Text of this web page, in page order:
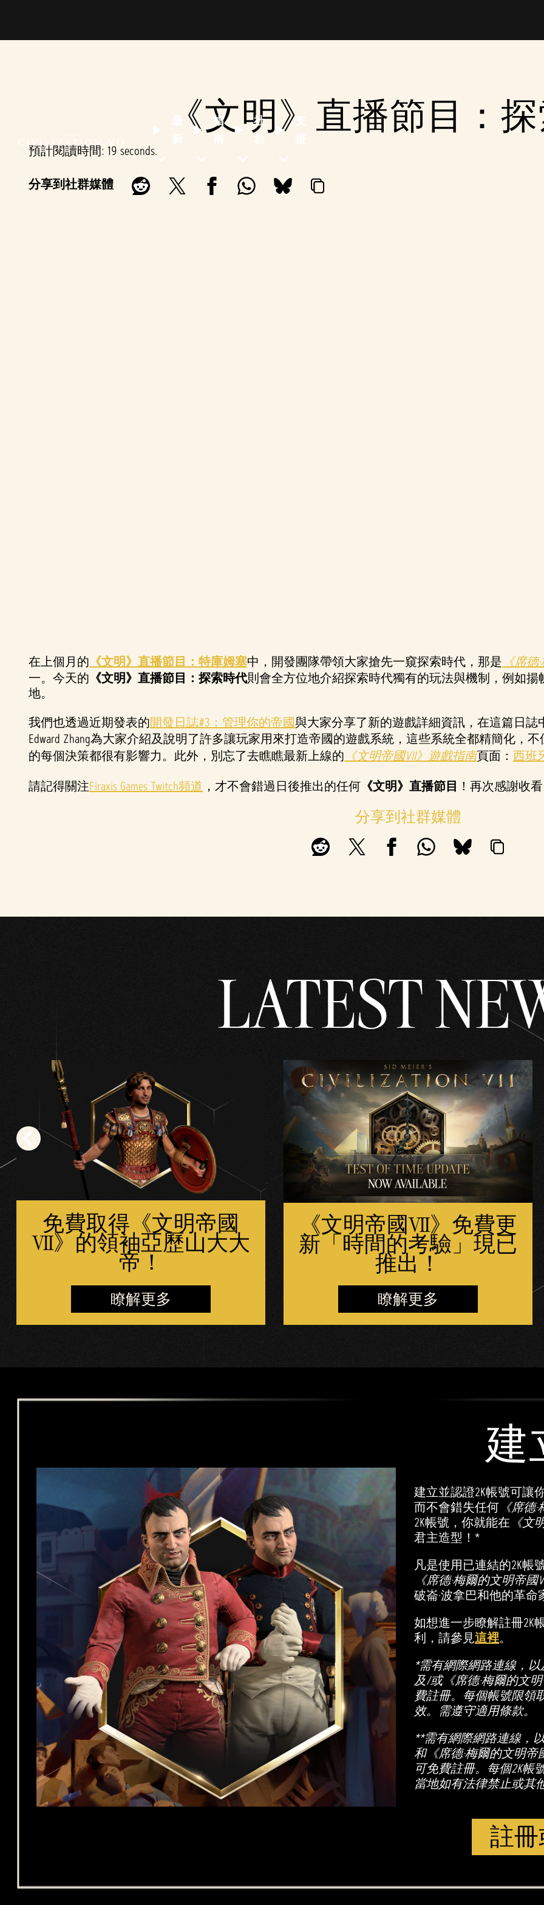
指
社
《文明》直播節目：
預計閱讀時間 19 seconds
分享到社群媒體
A
c
e
p
a
」
即
表
示
你
同
的
隱
私
，
意
資
服
。
在上個月的 《文明》直播節目：特庫姆塞中，開發團隊帶領大家搶先一窺探索時代，那是 《席
一。今天的 《文明》直播節目：探索時代則會全方位地介紹探索時代獨有的玩法與機制，例如
地。
我們也透過近期發表的開發日誌#3：管理你的帝國與大家分享了新的遊戲詳細資訊，在這篇日誌
Edward Zhang為大家介紹及說明了許多讓玩家用來打造帝國的遊戲系統，這些系統全都精簡化，
的每個決策都很有影響力。此外，別忘了去瞧瞧最新上線的 《文明帝國VII》遊戲指南頁面： 西班
請記得關注Firaxis Games Twitch頻道 ，才不會錯過日後推出的任何 《文明》直播節目 ！再次感謝收
分享到社群媒體
LATEST
免費取得《文明帝國
VII》的領袖亞歷山大大
帝！
瞭解更多
《文明帝國VII》免費更
新「時間的考驗」現已
推出！
瞭解更多
建
建立並認證2K帳號可讓
而不會錯失任何 《席德
2K帳號，你就能在 《文
君主造型！*
凡是使用已連結的2K帳
《席德·梅爾的文明帝國
破崙·波拿巴和他的革
如想進一步瞭解註冊2K
利，請參見這裡。
*需有網際網路連線，
及/或《席德·梅爾的文
費註冊。每個帳號限領
效。需遵守適用條款。
**需有網際網路連線，
和《席德·梅爾的文明帝
可免費註冊。每個2K
當地如有法律禁止或其
註